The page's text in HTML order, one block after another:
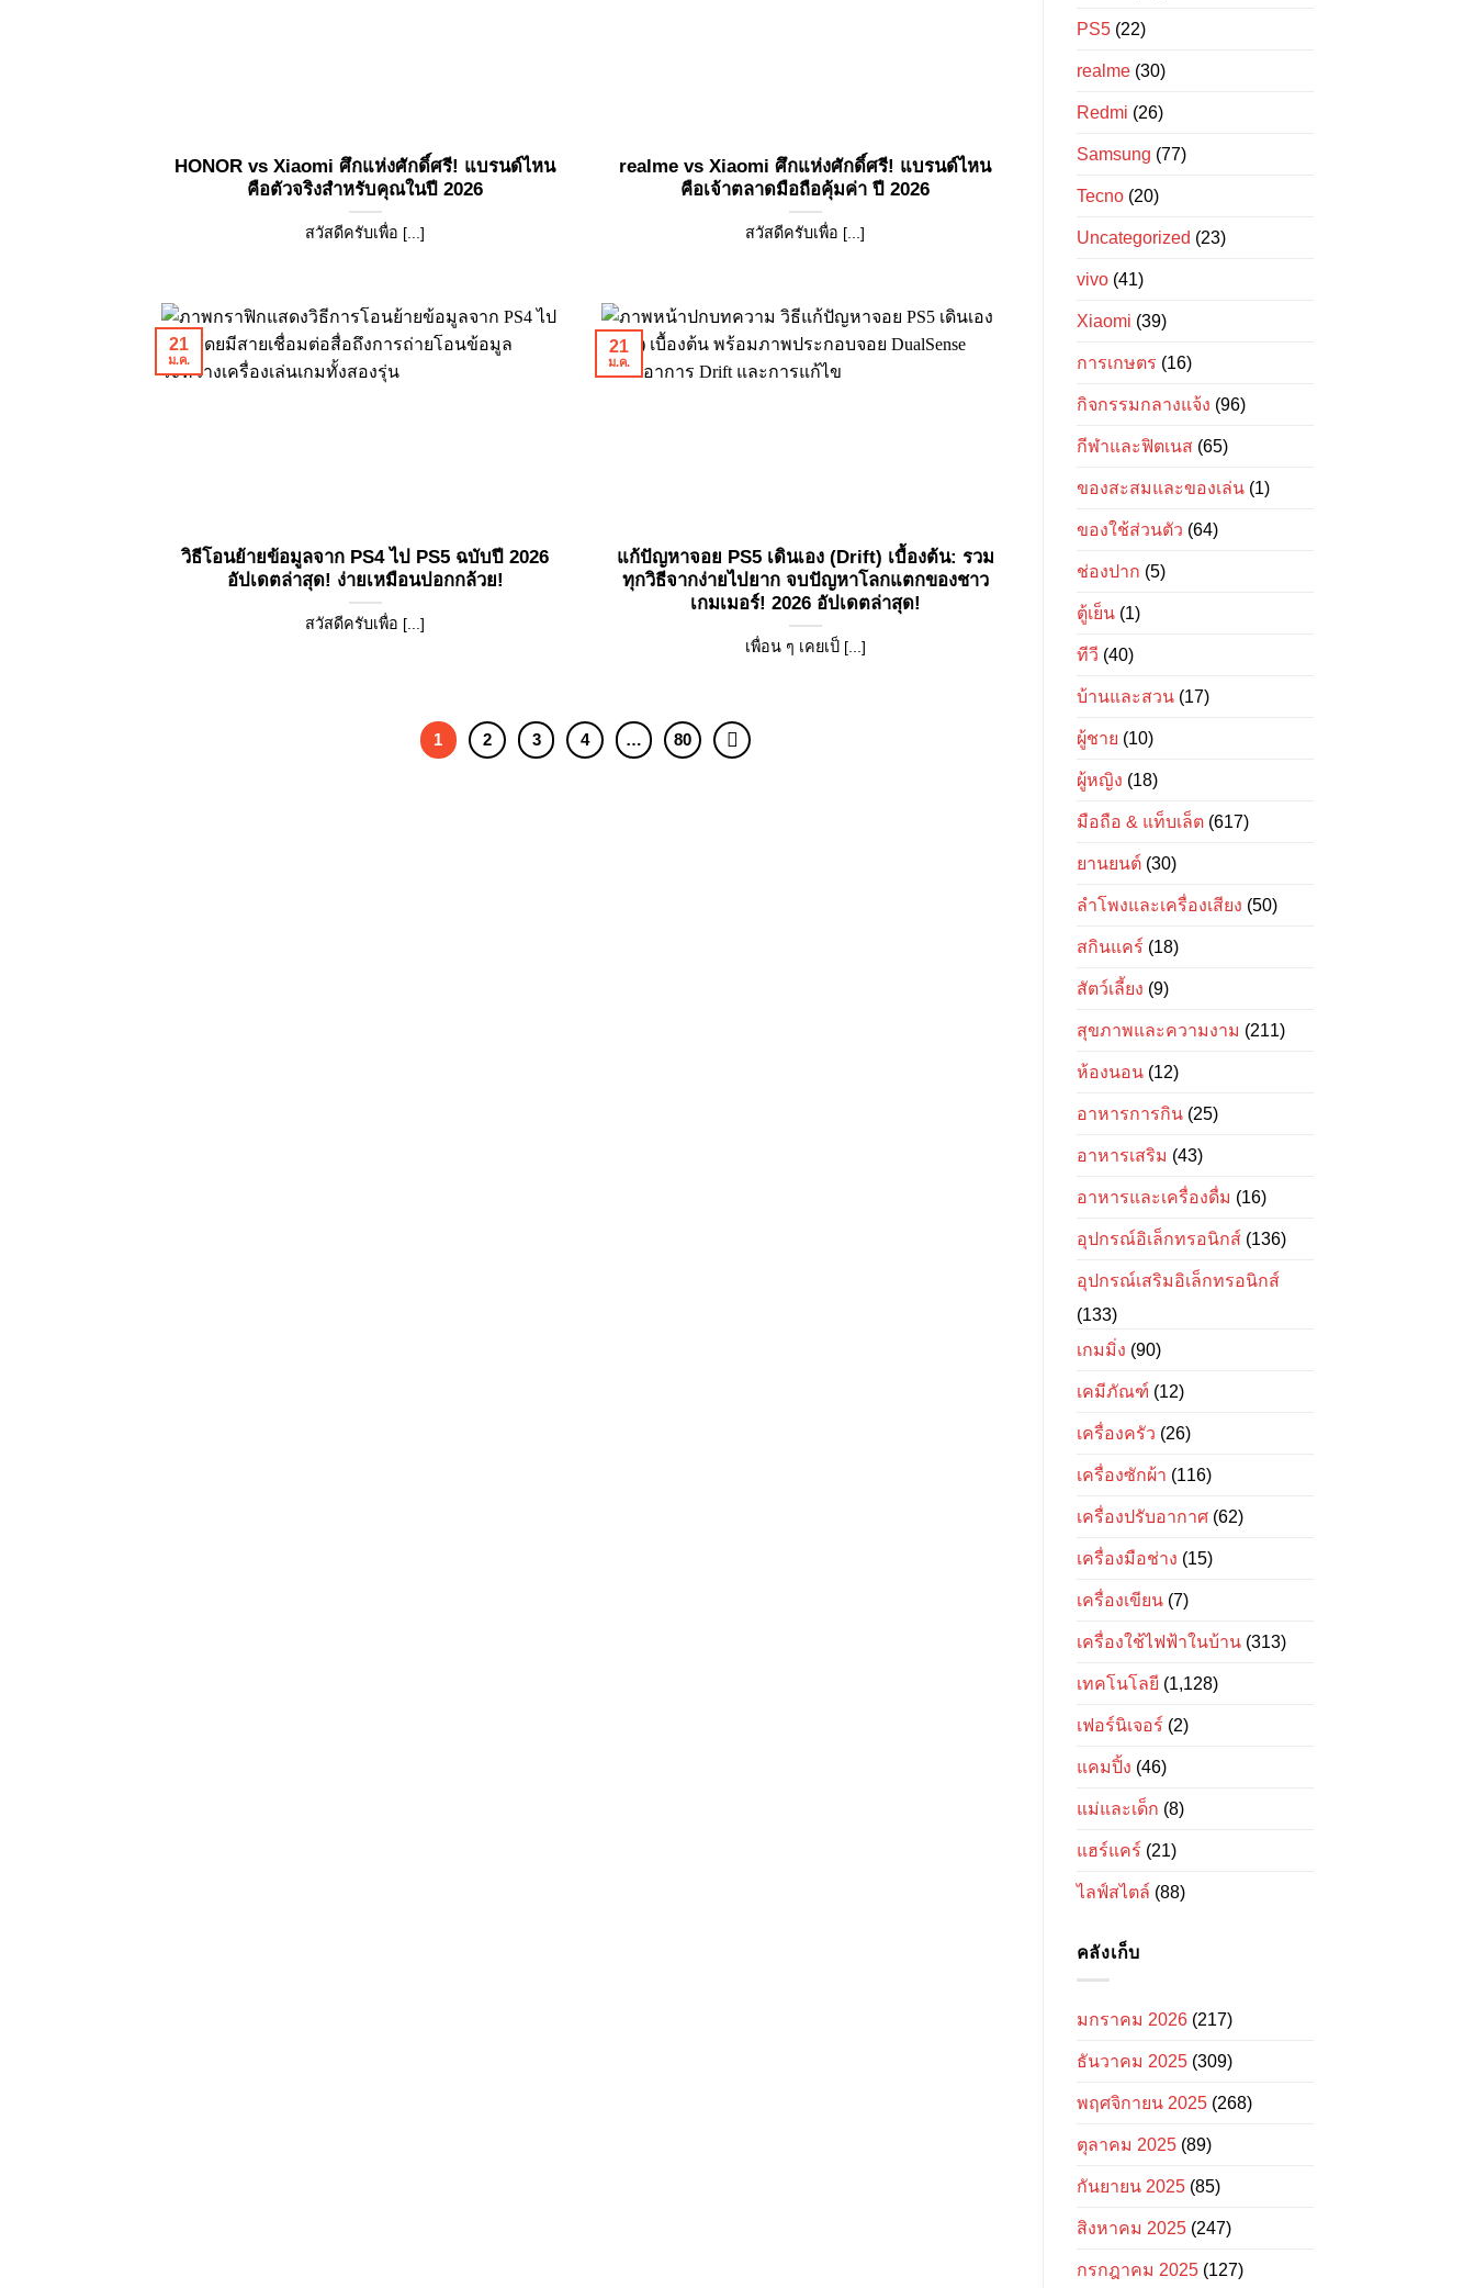
HONOR vs Xiaomi ศึกแห่งศักดิ์ศรี! แบรนด์ไหน
คือตัวจริงสำหรับคุณในปี 2026
สวัสดีครับเพื่อ [...]
realme vs Xiaomi ศึกแห่งศักดิ์ศรี! แบรนด์ไหน
คือเจ้าตลาดมือถือคุ้มค่า ปี 2026
สวัสดีครับเพื่อ [...]
วิธีโอนย้ายข้อมูลจาก PS4 ไป PS5 ฉบับปี 2026
อัปเดตล่าสุด! ง่ายเหมือนปอกกล้วย!
สวัสดีครับเพื่อ [...]
21
ม.ค.
แก้ปัญหาจอย PS5 เดินเอง (Drift) เบื้องต้น: รวม
ทุกวิธีจากง่ายไปยาก จบปัญหาโลกแตกของชาว
เกมเมอร์! 2026 อัปเดตล่าสุด!
เพื่อน ๆ เคยเป็ [...]
21
ม.ค.
1 2 3 4 … 80
PS5(22)
realme(30)
Redmi (26)
Samsung (77)
Tecno(20)
Uncategorized (23)
vivo(41)
Xiaomi (39)
การเกษตร (16)
กิจกรรมกลางแจ้ง (96)
กีฬาและฟิตเนส(65)
ของสะสมและของเล่น(1)
ของใช้ส่วนตัว (64)
ช่องปาก (5)
ตู้เย็น(1)
ทีวี (40)
บ้านและสวน(17)
ผู้ชาย (10)
ผู้หญิง (18)
มือถือ & แท็บเล็ต(617)
ยานยนต์(30)
ลำโพงและเครื่องเสียง (50)
สกินแคร์ (18)
สัตว์เลี้ยง (9)
สุขภาพและความงาม (211)
ห้องนอน(12)
อาหารการกิน(25)
อาหารเสริม (43)
อาหารและเครื่องดื่ม (16)
อุปกรณ์อิเล็กทรอนิกส์(136)
อุปกรณ์เสริมอิเล็กทรอนิกส์
(133)
เกมมิ่ง (90)
เคมีภัณฑ์ (12)
เครื่องครัว (26)
เครื่องซักผ้า (116)
เครื่องปรับอากาศ(62)
เครื่องมือช่าง (15)
เครื่องเขียน(7)
เครื่องใช้ไฟฟ้าในบ้าน(313)
เทคโนโลยี (1,128)
เฟอร์นิเจอร์ (2)
แคมปิ้ง (46)
แม่และเด็ก (8)
แฮร์แคร์ (21)
ไลฟ์สไตล์ (88)
คลังเก็บ
มกราคม 2026(217)
ธันวาคม 2025(309)
พฤศจิกายน 2025(268)
ตุลาคม 2025(89)
กันยายน 2025(85)
สิงหาคม 2025(247)
กรกฎาคม 2025(127)